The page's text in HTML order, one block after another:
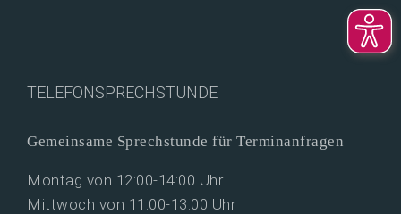
TELEFONSPRECHSTUNDE
Gemeinsame Sprechstunde für Terminanfragen
Montag von 12:00-14:00 Uhr
Mittwoch von 11:00-13:00 Uhr